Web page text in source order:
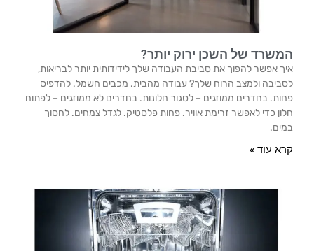
המשרד של השכן ירוק יותר?
איך אפשר להפוך את סביבת העבודה שלך לידידותית יותר לבריאות,
לסביבה ולמצב הרוח שלך? עבודה מהבית. מכבים חשמל. להדפיס
פחות. בחדרים ממוזגים – לסגור חלונות. בחדרים לא ממוזגים – לפתוח
חלון כדי לאפשר זרימת אוויר. פחות פלסטיק. לגדל צמחים. לחסוך
במים.
קרא עוד »